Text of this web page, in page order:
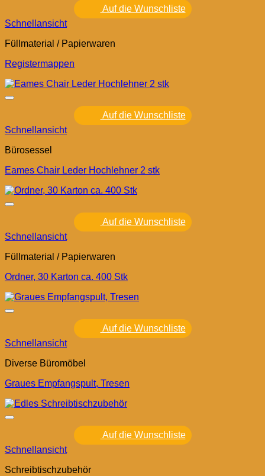
Auf die Wunschliste
Schnellansicht
Füllmaterial / Papierwaren
Registermappen
Auf die Wunschliste
Schnellansicht
Bürosessel
Eames Chair Leder Hochlehner 2 stk
Auf die Wunschliste
Schnellansicht
Füllmaterial / Papierwaren
Ordner, 30 Karton ca. 400 Stk
Auf die Wunschliste
Schnellansicht
Diverse Büromöbel
Graues Empfangspult, Tresen
Auf die Wunschliste
Schnellansicht
Schreibtischzubehör